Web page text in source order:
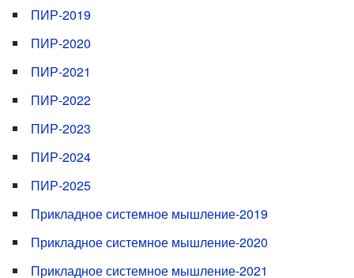
ПИР-2019
ПИР-2020
ПИР-2021
ПИР-2022
ПИР-2023
ПИР-2024
ПИР-2025
Прикладное системное мышление-2019
Прикладное системное мышление-2020
Прикладное системное мышление-2021